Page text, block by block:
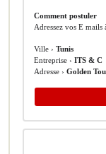
Comment postuler
Adressez vos E mails
Ville ›Tunis
Entreprise ›ITS & C
Adresse ›Golden